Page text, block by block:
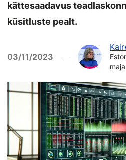
kättesaadavus
küsitluste pealt.
03/11/2023